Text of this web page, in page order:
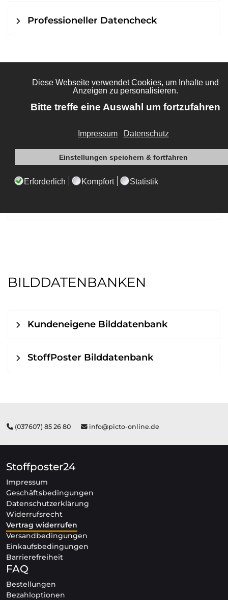
Professioneller Datencheck
DATENANLIEFERUNG
erlaubte Dateiformate
BILDDATENBANKEN
Kundeneigene Bilddatenbank
StoffPoster Bilddatenbank
(037607) 85 26 80 info@picto-online.de
Stoffposter24
Impressum
Geschäftsbedingungen
Datenschutzerklärung
Widerrufsrecht
Vertrag widerrufen
Versandbedingungen
Einkaufsbedingungen
Barrierefreiheit
FAQ
Bestellungen
Bezahloptionen